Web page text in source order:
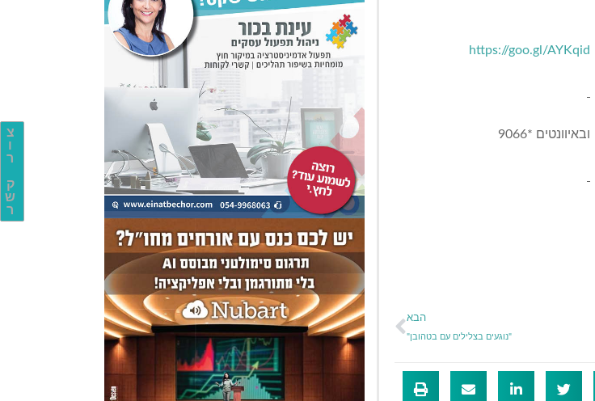
צ
ו
ר
ק
ש
ר
https://goo.gl/AYKqid
ובאיוונטים *9066
הבא
"נוגעים בצלילים עם בטהובן"